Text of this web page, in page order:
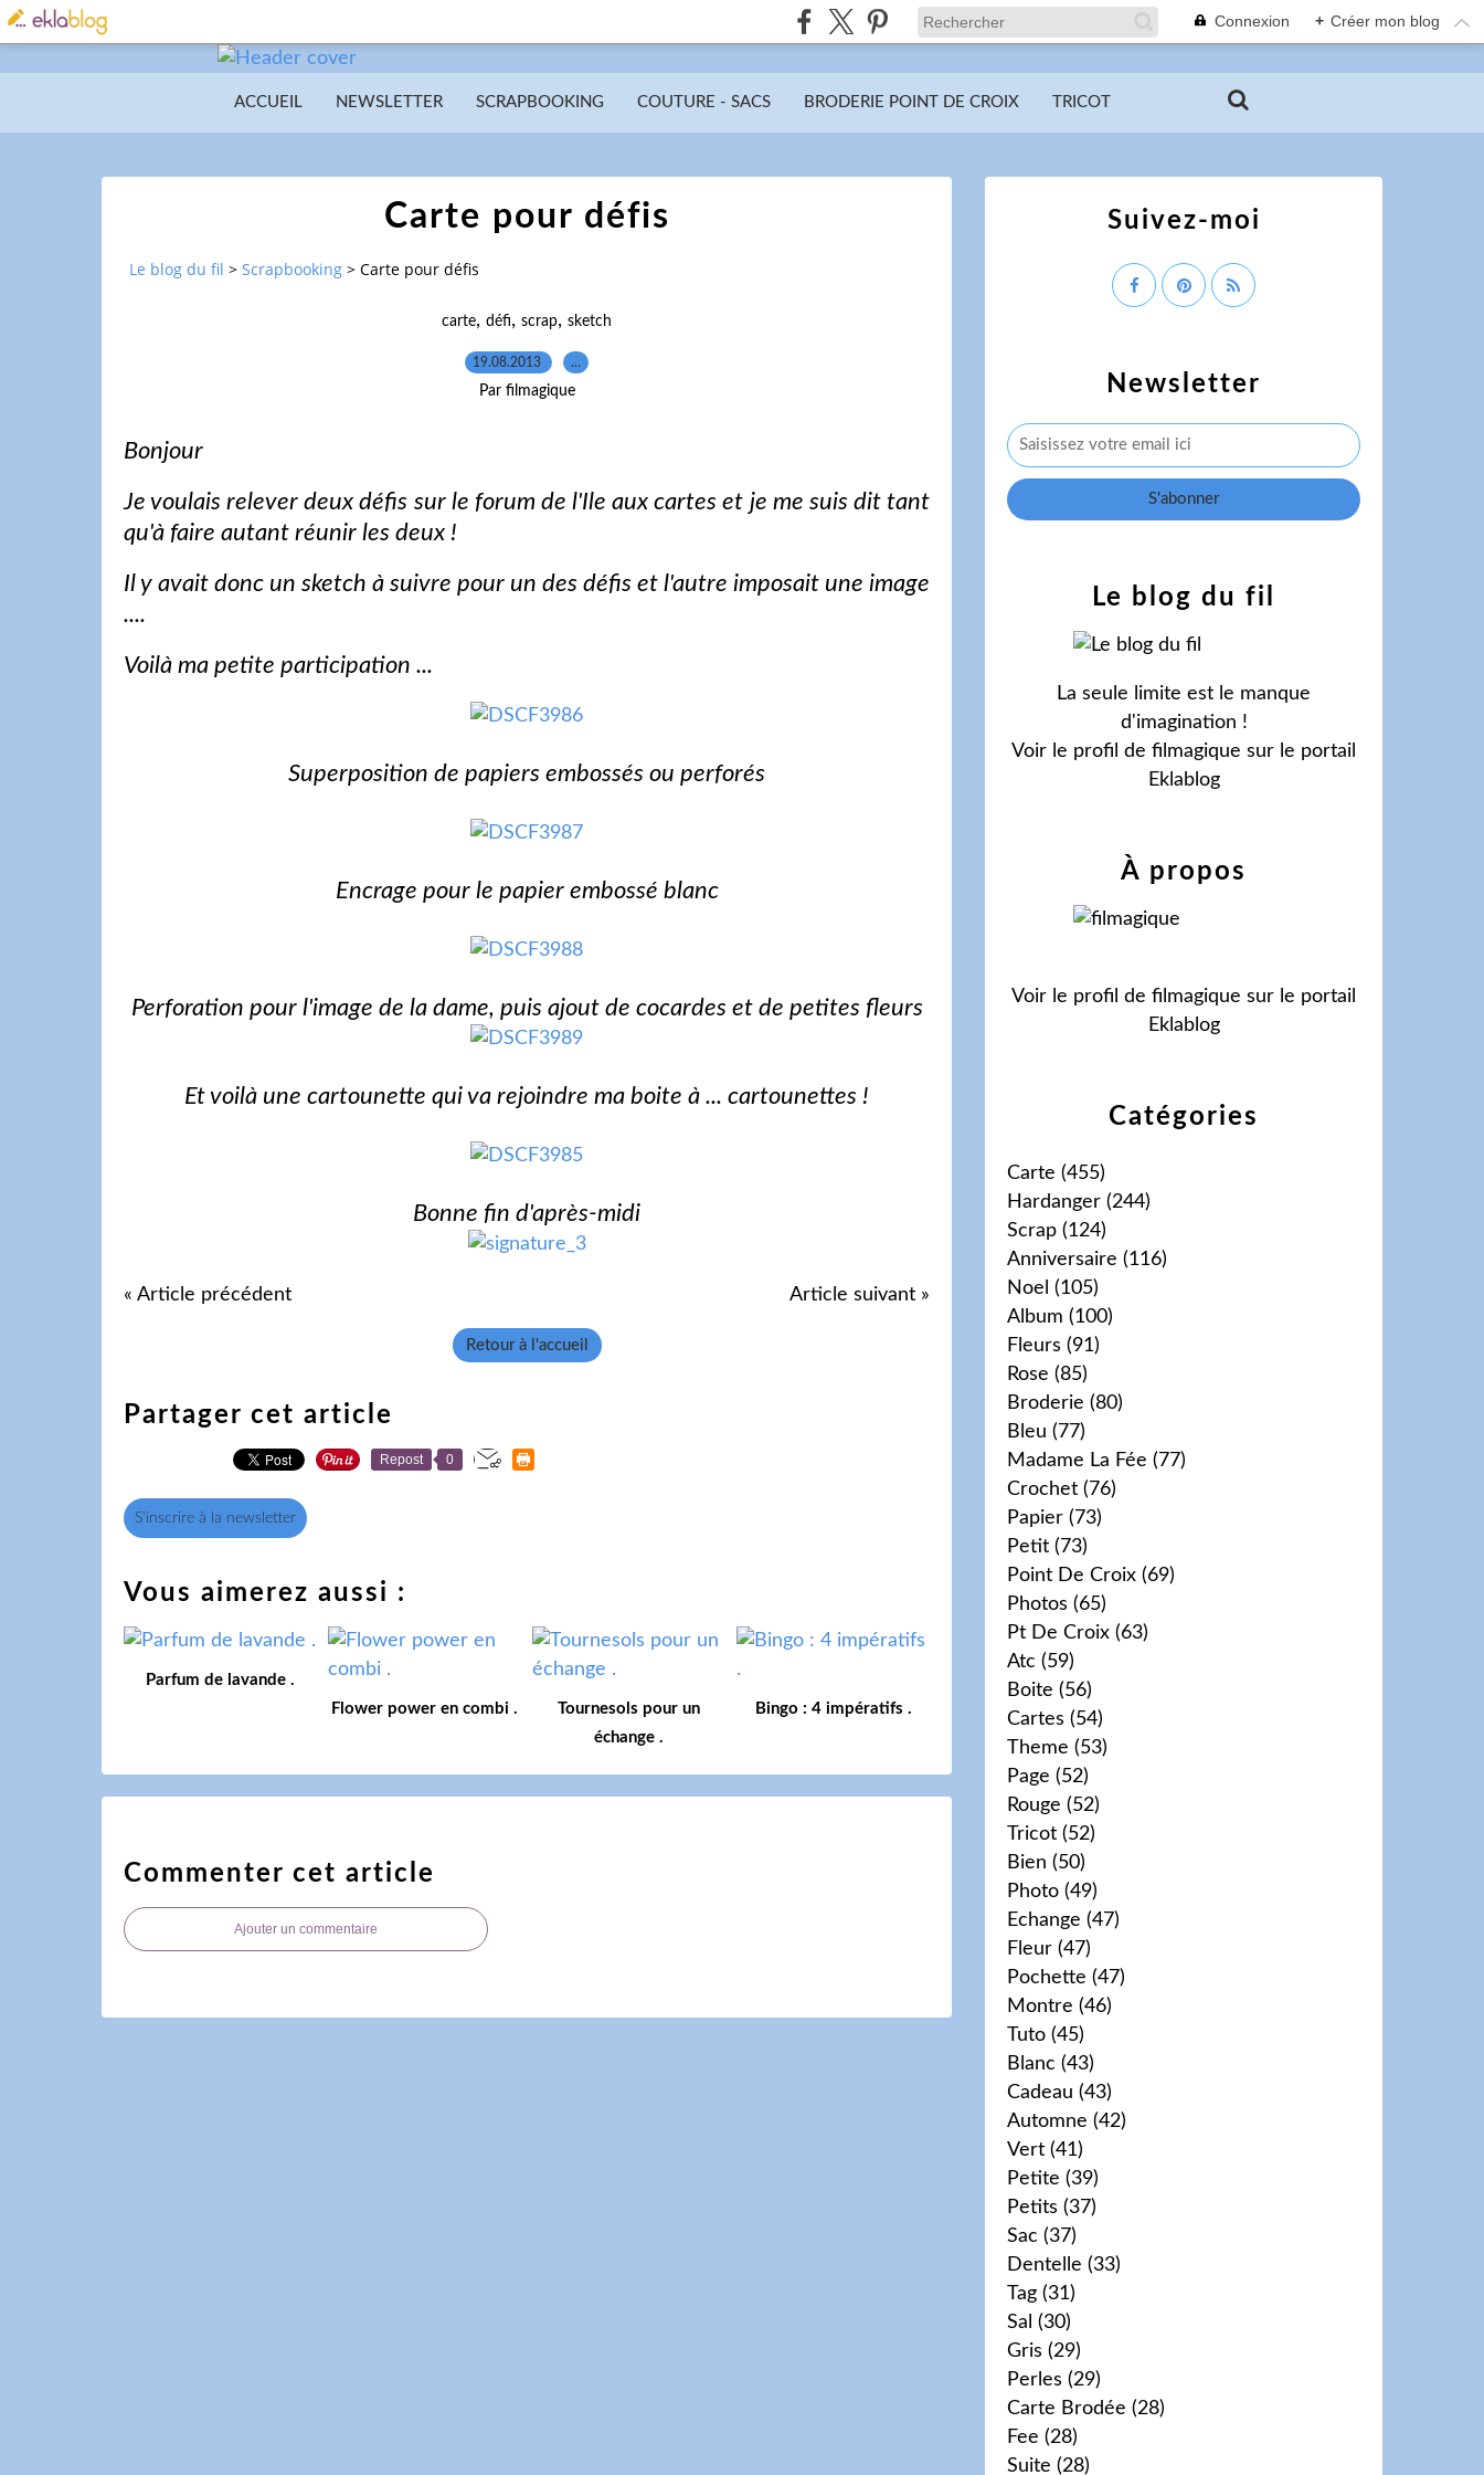
Connexion + Créer mon blog
ACCUEIL NEWSLETTER SCRAPBOOKING COUTURE - SACS BRODERIE POINT DE CROIX TRICOT
Carte pour défis
Le blog du fil > Scrapbooking > Carte pour défis
carte, défi, scrap, sketch
19.08.2013 …
Par filmagique
Bonjour
Je voulais relever deux défis sur le forum de l'Ile aux cartes et je me suis dit tant
qu'à faire autant réunir les deux !
Il y avait donc un sketch à suivre pour un des défis et l'autre imposait une image
....
Voilà ma petite participation ...
Superposition de papiers embossés ou perforés
Encrage pour le papier embossé blanc
Perforation pour l'image de la dame, puis ajout de cocardes et de petites fleurs
Et voilà une cartounette qui va rejoindre ma boite à ... cartounettes !
Bonne fin d'après-midi
« Article précédent Article suivant »
Retour à l'accueil
Partager cet article
Repost 0
S'inscrire à la newsletter
Vous aimerez aussi :
Parfum de lavande .
Flower power en combi .
Tournesols pour un
échange .
Bingo : 4 impératifs .
Commenter cet article
Ajouter un commentaire
Newsletter
Catégories
Carte (455)
Hardanger (244)
Scrap (124)
Anniversaire (116)
Noel (105)
Album (100)
Fleurs (91)
Rose (85)
Broderie (80)
Bleu (77)
Madame La Fée (77)
Crochet (76)
Papier (73)
Petit (73)
Point De Croix (69)
Photos (65)
Pt De Croix (63)
Atc (59)
Boite (56)
Cartes (54)
Theme (53)
Page (52)
Rouge (52)
Tricot (52)
Bien (50)
Photo (49)
Echange (47)
Fleur (47)
Pochette (47)
Montre (46)
Tuto (45)
Blanc (43)
Cadeau (43)
Automne (42)
Vert (41)
Petite (39)
Petits (37)
Sac (37)
Dentelle (33)
Tag (31)
Sal (30)
Gris (29)
Perles (29)
Carte Brodée (28)
Fee (28)
Suite (28)
Le blog du fil
La seule limite est le manque
d'imagination !
Voir le profil de filmagique sur le portail
Eklablog
Suivez-moi
À propos
Voir le profil de filmagique sur le portail
Eklablog